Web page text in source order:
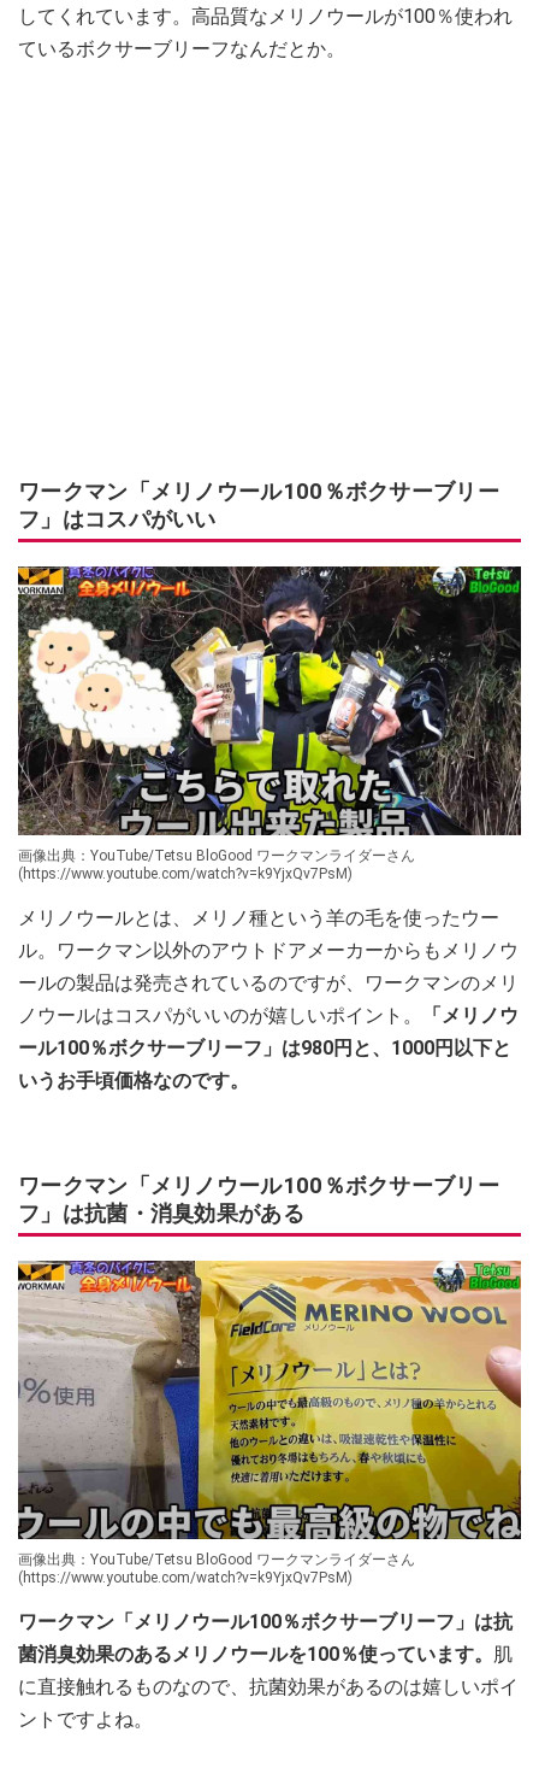
してくれています。高品質なメリノウールが100％使われ
ているボクサーブリーフなんだとか。
ワークマン「メリノウール100％ボクサーブリー
フ」はコスパがいい
画像出典：YouTube/Tetsu BloGood ワークマンライダーさん
(https://www.youtube.com/watch?v=k9YjxQv7PsM)
メリノウールとは、メリノ種という羊の毛を使ったウー
ル。ワークマン以外のアウトドアメーカーからもメリノウ
ールの製品は発売されているのですが、ワークマンのメリ
ノウールはコスパがいいのが嬉しいポイント。
「メリノウ
ール100％ボクサーブリーフ」は980円と、1000円以下と
いうお手頃価格なのです。
ワークマン「メリノウール100％ボクサーブリー
フ」は抗菌・消臭効果がある
画像出典：YouTube/Tetsu BloGood ワークマンライダーさん
(https://www.youtube.com/watch?v=k9YjxQv7PsM)
ワークマン「メリノウール100％ボクサーブリーフ」は抗
菌消臭効果のあるメリノウールを100％使っています。 肌
に直接触れるものなので、抗菌効果があるのは嬉しいポイ
ントですよね。